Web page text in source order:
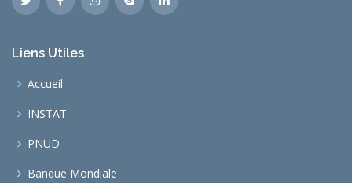
Liens Utiles
Accueil
INSTAT
PNUD
Banque Mondiale